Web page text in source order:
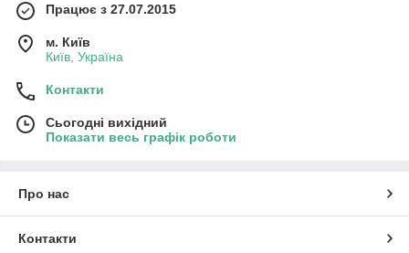
Працює з 27.07.2015
м. Київ
Київ, Україна
Контакти
Сьогодні вихідний
Показати весь графік роботи
Про нас
Контакти